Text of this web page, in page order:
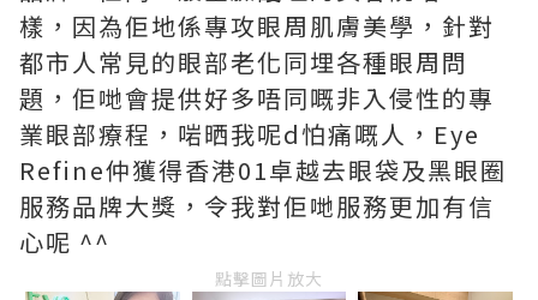
樣，因為佢地係專攻眼周肌膚美學，針對
都市人常見的眼部老化同埋各種眼周問
題，佢哋會提供好多唔同嘅非入侵性的專
業眼部療程，啱晒我呢d怕痛嘅人，Eye
Refine仲獲得香港01卓越去眼袋及黑眼圈
服務品牌大獎，令我對佢哋服務更加有信
心呢 ^^
點擊圖片放大